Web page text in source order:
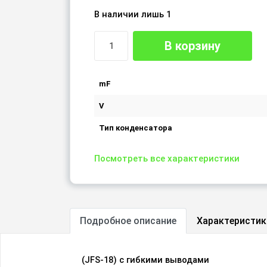
В наличии лишь 1
В корзину
mF
V
Тип конденсатора
Посмотреть все характеристики
Подробное описание
(JFS-18) c гибкими выводами